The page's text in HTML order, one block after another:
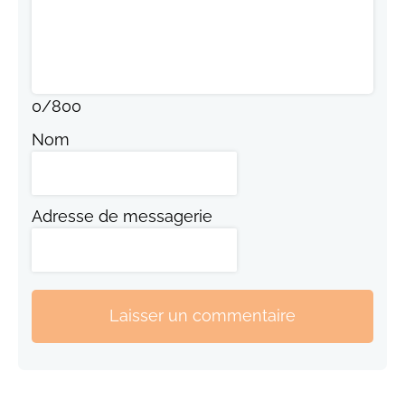
0/800
Nom
Adresse de messagerie
Laisser un commentaire